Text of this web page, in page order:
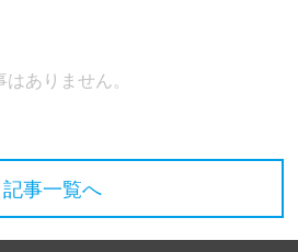
ありません。
記事一覧へ